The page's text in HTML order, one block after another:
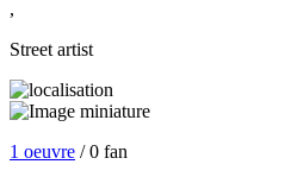
,
Street artist
1 oeuvre / 0 fan